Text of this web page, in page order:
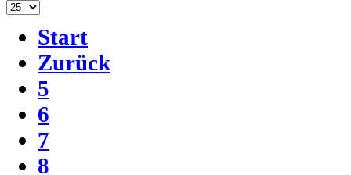
Start
Zurück
5
6
7
8